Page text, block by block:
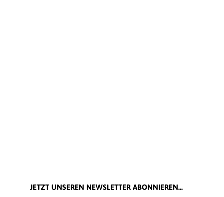
JETZT UNSEREN NEWSLETTER ABONNIEREN...